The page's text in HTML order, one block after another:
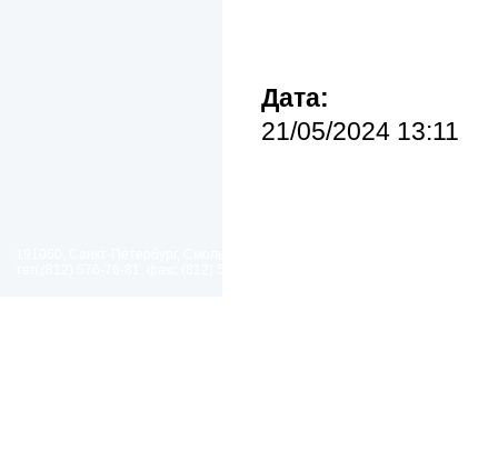
Дата:
21/05/2024 13:11